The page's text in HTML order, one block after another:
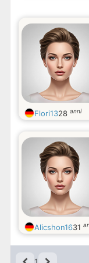
Flori1328 anni
Alicshon1631